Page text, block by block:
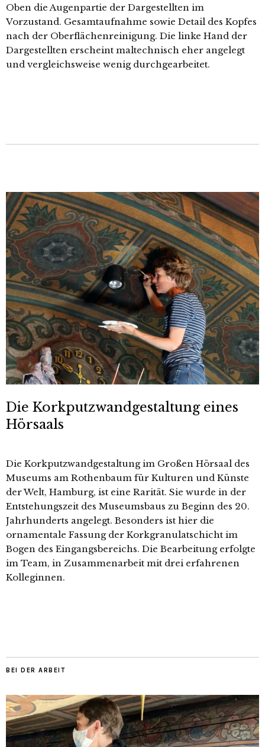
Oben die Augenpartie der Dargestellten im
Vorzustand. Gesamtaufnahme sowie Detail des Kopfes
nach der Oberflächenreinigung. Die linke Hand der
Dargestellten erscheint maltechnisch eher angelegt
und vergleichsweise wenig durchgearbeitet.
Die Korkputzwandgestaltung eines
Hörsaals
Die Korkputzwandgestaltung im Großen Hörsaal des
Museums am Rothenbaum für Kulturen und Künste
der Welt, Hamburg, ist eine Rarität. Sie wurde in der
Entstehungszeit des Museumsbaus zu Beginn des 20.
Jahrhunderts angelegt. Besonders ist hier die
ornamentale Fassung der Korkgranulatschicht im
Bogen des Eingangsbereichs. Die Bearbeitung erfolgte
im Team, in Zusammenarbeit mit drei erfahrenen
Kolleginnen.
BEI DER ARBEIT